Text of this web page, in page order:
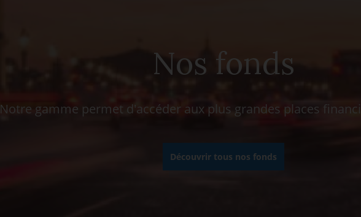
Nos fonds
Notre gamme permet d'accéder aux plus grandes places
Découvrir tous nos fonds